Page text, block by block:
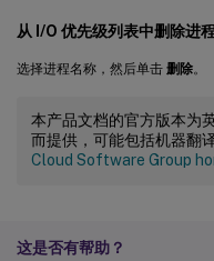
从 I/O 优先级列表中删除进
选择进程名称，然后单击 删除。
本产品文档的官方版本为
而提供，可能包括机器翻
Cloud Software Group
这是否有帮助？